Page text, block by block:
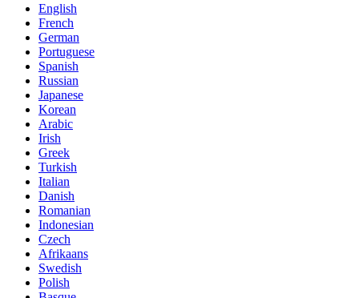
English
French
German
Portuguese
Spanish
Russian
Japanese
Korean
Arabic
Irish
Greek
Turkish
Italian
Danish
Romanian
Indonesian
Czech
Afrikaans
Swedish
Polish